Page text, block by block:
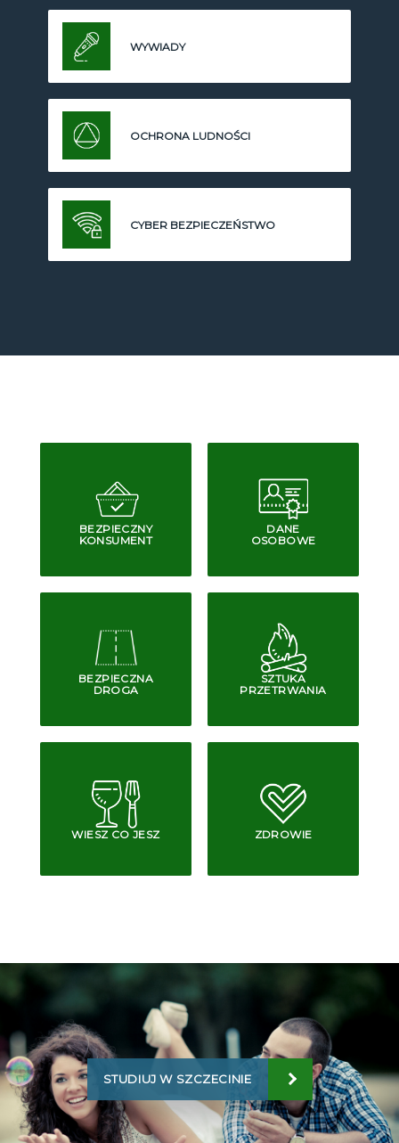
WYWIADY
OCHRONA LUDNOŚCI
CYBER BEZPIECZEŃSTWO
BEZPIECZNY
KONSUMENT
DANE
OSOBOWE
BEZPIECZNA
DROGA
SZTUKA
PRZETRWANIA
WIESZ CO JESZ ZDROWIE
STUDIUJ W SZCZECINIE